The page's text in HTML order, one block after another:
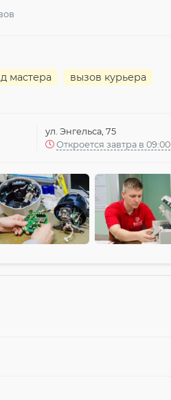
мастера вызов курьера
ул. Энгельса, 75
Откроется завтра в 09:00